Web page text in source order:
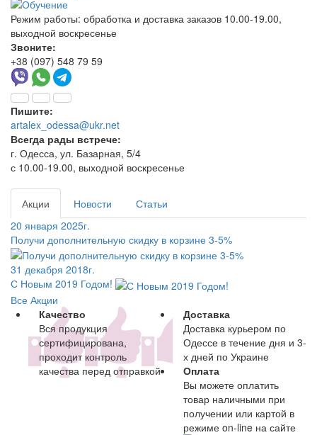
Режим работы: обработка и доставка заказов 10.00-19.00,
выходной воскресенье
Звоните:
+38 (097) 548 79 59
Пишите:
artalex_odessa@ukr.net
Всегда рады встрече:
г. Одесса, ул. Базарная, 5/4
с 10.00-19.00, выходной воскресенье
Акции Новости
Статьи
20 января 2025г.
Получи дополнительную скидку в корзине 3-5%
31 декабря 2018г.
С Новым 2019 Годом!
Все Акции
Качество
Вся продукция
сертифицирована,
проходит контроль
качества перед отправкой
Доставка
Доставка курьером по
Одессе в течение дня и 3-
х дней по Украине
Оплата
Вы можете оплатить
товар наличными при
получении или картой в
режиме on-line на сайте